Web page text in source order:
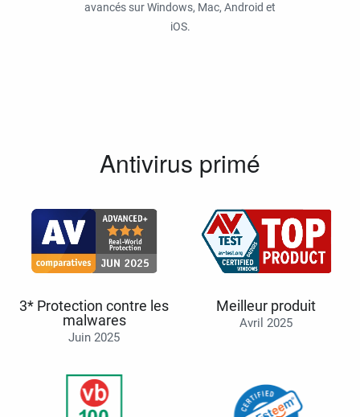
avancés sur Windows, Mac, Android et
iOS.
Antivirus primé
3* Protection contre les
malwares
Juin 2025
Meilleur produit
Avril 2025